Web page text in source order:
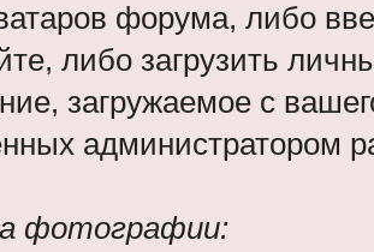
форума, либо
либо загрузить
загружаемое с
администратором
фотографии: